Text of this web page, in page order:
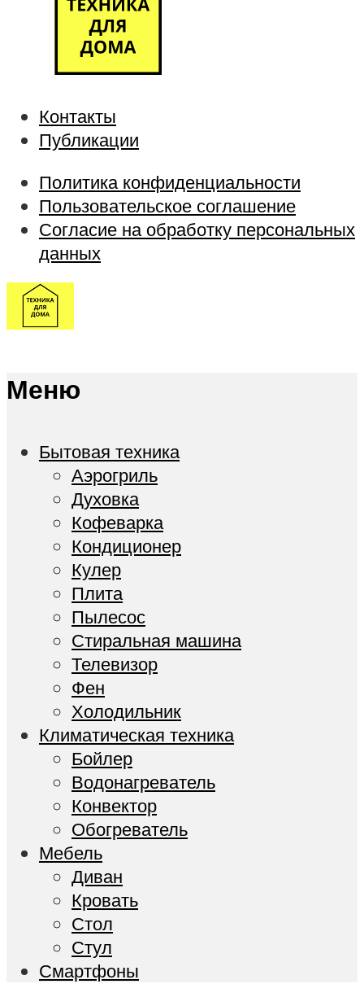
Контакты
Публикации
Политика конфиденциальности
Пользовательское соглашение
Согласие на обработку персональных
данных
Меню
Бытовая техника
Аэрогриль
Духовка
Кофеварка
Кондиционер
Кулер
Плита
Пылесос
Стиральная машина
Телевизор
Фен
Холодильник
Климатическая техника
Бойлер
Водонагреватель
Конвектор
Обогреватель
Мебель
Диван
Кровать
Стол
Стул
Смартфоны